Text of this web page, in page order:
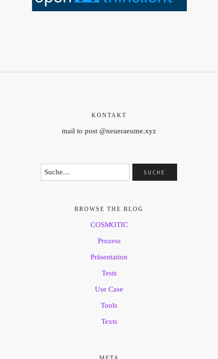
KONTAKT
mail to post @neueraeume.xyz
BROWSE THE BLOG
COSMOTIC
Prozess
Präsentation
Tests
Use Case
Tools
Texts